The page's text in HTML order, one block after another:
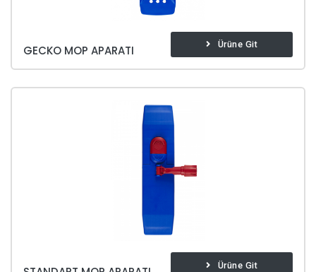
GECKO MOP APARATI Ürüne Git
Ürüne Git